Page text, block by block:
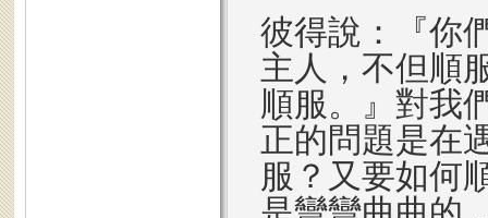
彼得說：『你
主人，不但順
順服。』對我
正的問題是在
服？又要如何